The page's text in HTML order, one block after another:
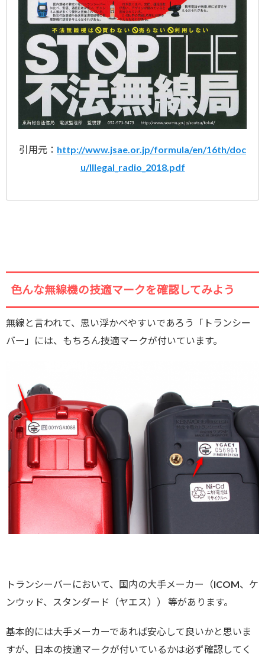
引用元： http://www.jsae.or.jp/formula/en/16th/doc
u/Illegal_radio_2018.pdf
色んな無線機の技適マークを確認してみよう
無線と言われて、思い浮かべやすいであろう「トランシー
バー」には、もちろん技適マークが付いています。
トランシーバーにおいて、国内の大手メーカー（ICOM、ケ
ンウッド、スタンダード（ヤエス）） 等があります。
基本的には大手メーカーであれば安心して良いかと思いま
すが、日本の技適マークが付いているかは必ず確認してく